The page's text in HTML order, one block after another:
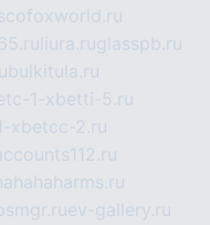
liura.ruglasspb.ru
bulkitula.ru
1-xbetti-5.ru
xbetcc-2.ru
hahahaharms.ru
ev-gallery.ru